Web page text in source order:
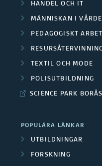
HANDEL OCH IT
MÄNNISKAN I
PEDAGOGISKT
TEXTIL OCH MODE
POLISUTBILDNING
SCIENCE PARK BORÅS
POPULÄRA LÄNKAR
UTBILDNINGAR
FORSKNING